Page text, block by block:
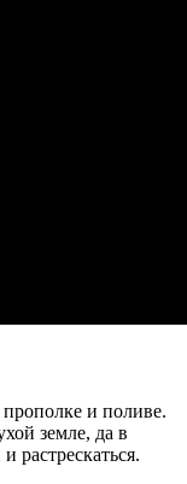
и поливе.
земле, да в
растрескаться.